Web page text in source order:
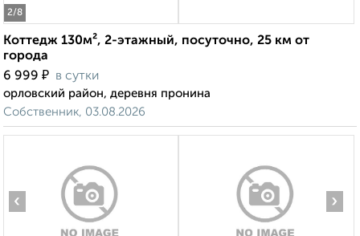
2/8
Коттедж 130м², 2-этажный, посуточно, 25 км от
города
6 999 ₽ в сутки
орловский район, деревня пронина
Собственник, 03.08.2026
‹ ›